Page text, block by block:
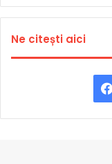
Ne citești aici